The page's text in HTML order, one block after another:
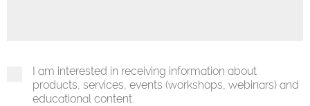
I am interested in receiving information about
products, services, events (workshops, webinars) and
educational content.